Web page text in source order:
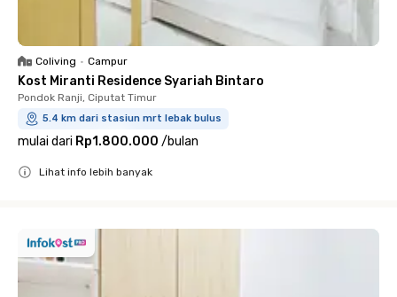
Coliving • Campur
Kost Miranti Residence Syariah Bintaro
Pondok Ranji, Ciputat Timur
5.4 km dari stasiun mrt lebak bulus
mulai dari Rp1.800.000 /bulan
Lihat info lebih banyak